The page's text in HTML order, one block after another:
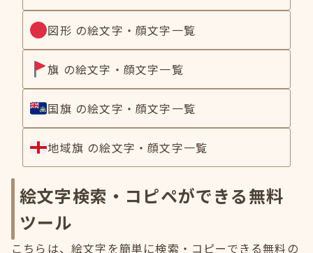
図形 の絵文字・顔文字一覧
旗 の絵文字・顔文字一覧
国旗 の絵文字・顔文字一覧
地域旗 の絵文字・顔文字一覧
絵文字検索・コピペができる無料
ツール
こちらは、絵文字を簡単に検索・コピーできる無料の